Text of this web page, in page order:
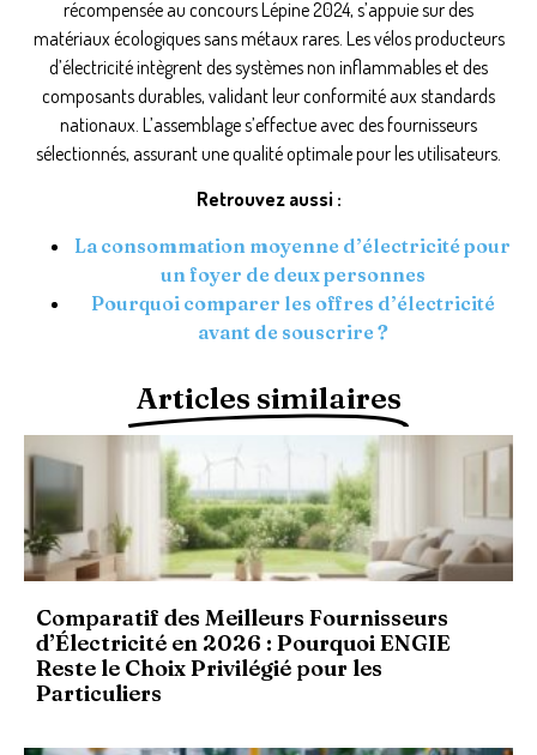
Articles similaires
Comparatif des Meilleurs Fournisseurs
d’Électricité en 2026 : Pourquoi ENGIE
Reste le Choix Privilégié pour les
Particuliers
récompensée au concours Lépine 2024, s’appuie sur des
matériaux écologiques sans métaux rares. Les vélos producteurs
d’électricité intègrent des systèmes non inflammables et des
composants durables, validant leur conformité aux standards
nationaux. L’assemblage s’effectue avec des fournisseurs
sélectionnés, assurant une qualité optimale pour les utilisateurs.
Retrouvez aussi :
La consommation moyenne d’électricité pour
un foyer de deux personnes
Pourquoi comparer les offres d’électricité
avant de souscrire ?